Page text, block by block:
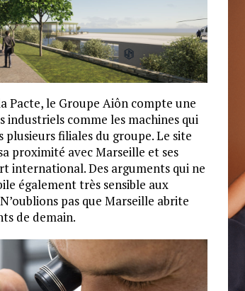
Pacte, le Groupe Aiôn compte une
comme les machines qui
filiales du groupe. Le site
proximité avec Marseille et ses
international. Des arguments qui ne
également très sensible aux
pas que Marseille abrite
de demain.